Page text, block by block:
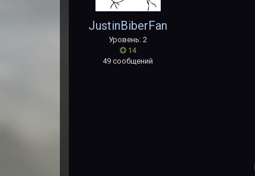
JustinBiberFan
Уровень: 2
14
49 сообщений